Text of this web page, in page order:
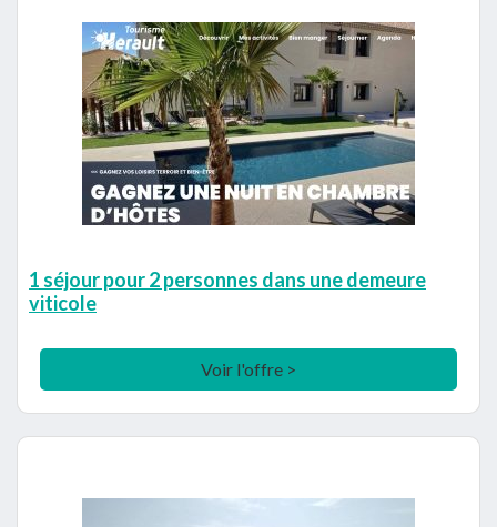
1 séjour pour 2 personnes dans une demeure
viticole
Voir l'offre >